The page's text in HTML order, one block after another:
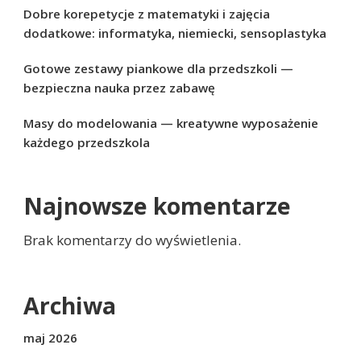
Dobre korepetycje z matematyki i zajęcia
dodatkowe: informatyka, niemiecki, sensoplastyka
Gotowe zestawy piankowe dla przedszkoli —
bezpieczna nauka przez zabawę
Masy do modelowania — kreatywne wyposażenie
każdego przedszkola
Najnowsze komentarze
Brak komentarzy do wyświetlenia.
Archiwa
maj 2026